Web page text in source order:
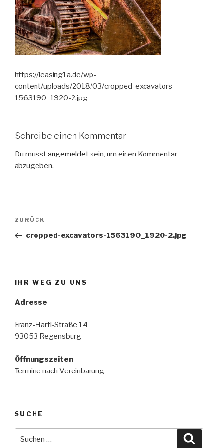
https://leasing1a.de/wp-
content/uploads/2018/03/cropped-excavators-
1563190_1920-2.jpg
Schreibe einen Kommentar
Du musstangemeldetsein, um einen Kommentar
abzugeben.
Beitragsnavigation
Vorheriger
Beitrag
ZURÜCK
cropped-excavators-1563190_1920-2.jpg
IHR WEG ZU UNS
Adresse
Franz-Hartl-Straße 14
93053 Regensburg
Öffnungszeiten
Termine nach Vereinbarung
SUCHE